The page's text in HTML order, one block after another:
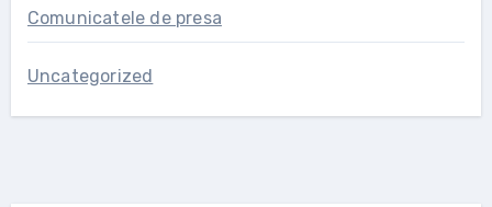
Comunicatele de presa
Uncategorized